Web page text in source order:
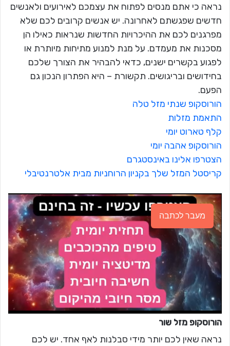
נראה כי אתם מנסים לפתוח את עצמכם לאירועים ולאנשים
חדשים שפגשתם לאחרונה. יש אנשים קרובים לכם שלא
מפרגנים לכם את ההיכרויות החדשות שנראות כאילו הן
מסכנות את מעמדם. על מנת למנוע מתיחות מיותרת או
לפגוע בקשרים ישנים, כדאי להבהיר את הצורך שלכם
בחידושים ובריגושים. תקשורת – היא הפתרון הנכון גם
הפעם.
הורוסקופ שנתי מזל טלה
התאמת מזלות
קלף טארוט יומי
הורוסקופ אהבה יומי
הצטרפו אלינו באינסטגרם
קריסטל המזל שלך בקניון הרוחניות מבית אלטרנטיבלי
מעבר לכתבה
הורוסקופ מזל שור
נראה שאין לכם יותר מידי סבלנות לאף אחד. יש לכם